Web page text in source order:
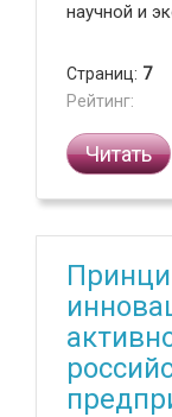
научной и
Страниц: 7
Рейтинг:
Читать